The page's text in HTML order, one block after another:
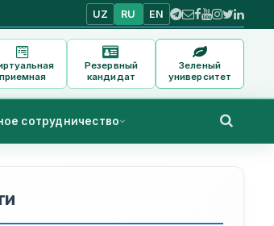
UZ RU EN
приемная
Резервный
кандидат
Зеленый
университет
сотрудничество